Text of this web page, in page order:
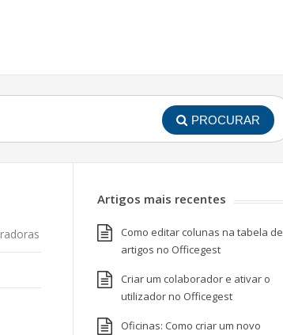
PROCURAR
Artigos mais recentes
Como editar colunas na tabela de
artigos no Officegest
Criar um colaborador e ativar o
utilizador no Officegest
Oficinas: Como criar um novo